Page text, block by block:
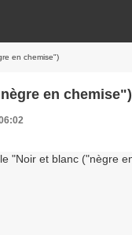
en chemise")
en chemise")